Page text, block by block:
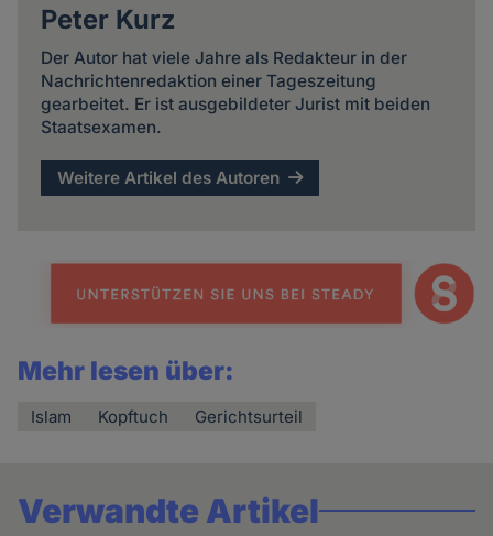
Peter Kurz
Der Autor hat viele Jahre als Redakteur in der
Nachrichtenredaktion einer Tageszeitung
gearbeitet. Er ist ausgebildeter Jurist mit beiden
Staatsexamen.
Weitere Artikel des Autoren
Mehr lesen über:
Islam Kopftuch Gerichtsurteil
Verwandte Artikel